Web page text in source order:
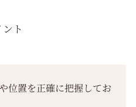
ト
位置を正確に把握してお